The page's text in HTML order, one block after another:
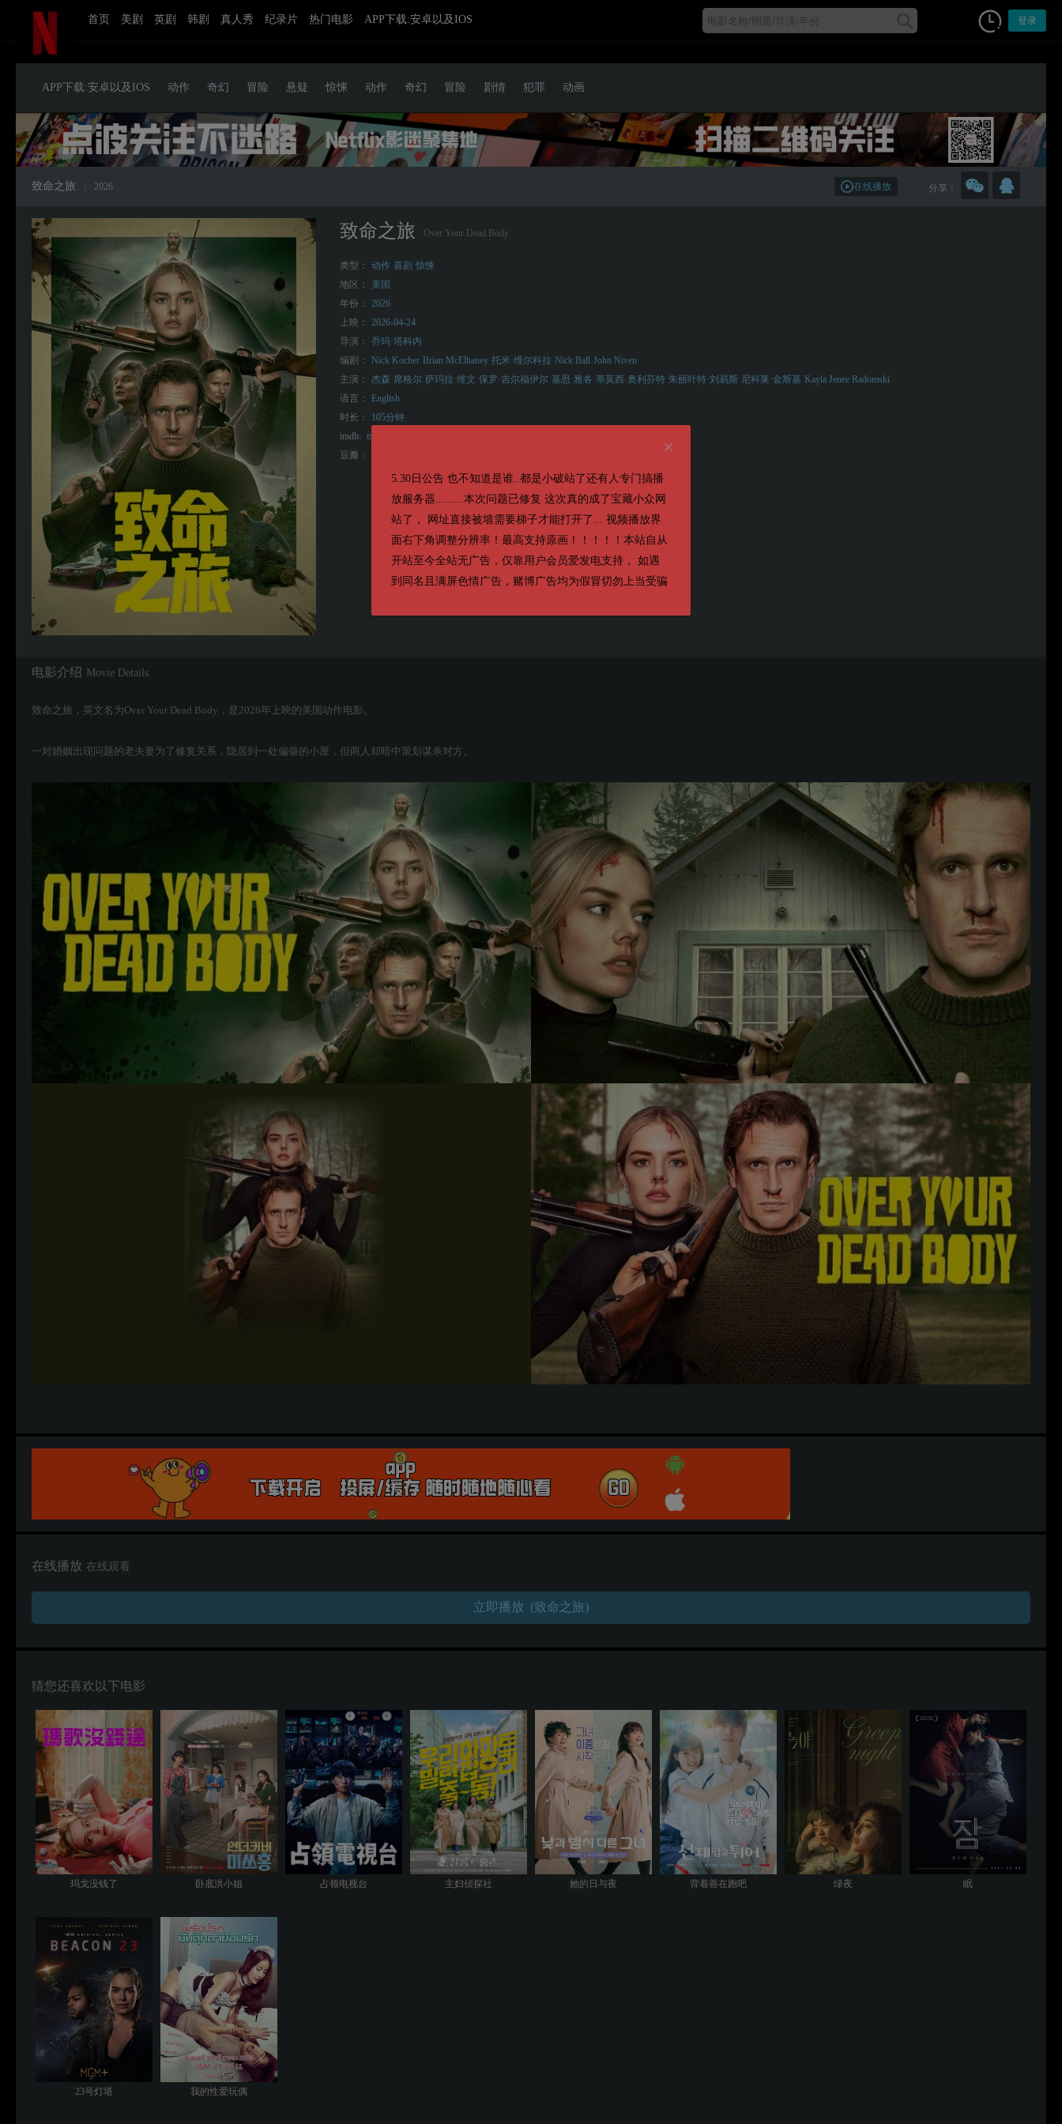
首页 美剧 英剧 韩剧 真人秀 纪录片 热门电影 APP下载:安卓以及IOS 登录
5.30日公告 也不知道是谁..都是小破站了还有人专门搞播
放服务器.........本次问题已修复 这次真的成了宝藏小众网
站了， 网址直接被墙需要梯子才能打开了... 视频播放界
面右下角调整分辨率！最高支持原画！！！！！本站自从
开站至今全站无广告，仅靠用户会员爱发电支持， 如遇
到同名且满屏色情广告，赌博广告均为假冒切勿上当受骗
APP下载:安卓以及IOS 动作 奇幻 冒险 悬疑 惊悚 动作 奇幻 冒险 剧情 犯罪 动画
致命之旅 2026 分享：
在线播放
致命之旅 Over Your Dead Body
类型： 动作 喜剧 惊悚
地区：
美国
年份：
2026
上映：
2026-04-24
导演：
乔玛·塔科内
编剧：
Nick Kocher Brian McElhaney 托米·维尔科拉 Nick Ball John Niven
主演：
杰森·席格尔 萨玛拉·维文 保罗·吉尔福伊尔 基思·雅各 蒂莫西·奥利芬特 朱丽叶特·刘易斯 尼科莱·金斯基 Kayla Jenee Radomski
语言：
English
时长：
105分钟
imdb: tt34685692
豆瓣：
电影介绍 Movie Details
致命之旅，英文名为Over Your Dead Body，是2026年上映的美国动作电影。
一对婚姻出现问题的老夫妻为了修复关系，隐居到一处偏僻的小屋，但两人却暗中策划谋杀对方。
在线播放 在线观看
立即播放 (致命之旅)
猜您还喜欢以下电影
玛戈没钱了 卧底洪小姐 占领电视台 主妇侦探社 她的日与夜 背着善在跑吧 绿夜 眠
23号灯塔 我的性爱玩偶